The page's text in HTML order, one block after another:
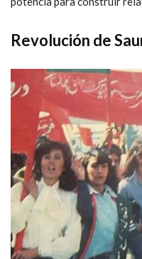
Revolución de